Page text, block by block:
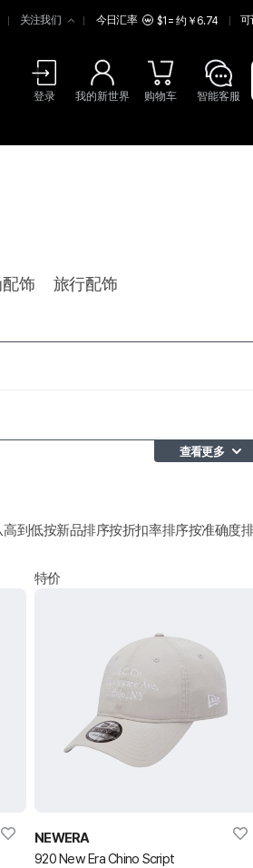
关注我们 今日汇率 $1 = 约￥6.74 可
登录 我的新世界 购物车 智能客服
饰 旅行配饰
查看更多
高到低按新品排序按折扣率排序按准确度
特价
NEWERA
920 New Era Chino Script